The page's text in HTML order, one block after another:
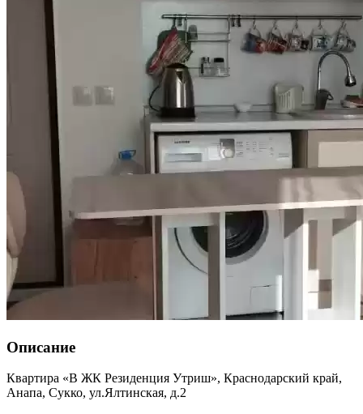
Описание
Квартира «В ЖК Резиденция Утриш», Краснодарский край,
Анапа, Сукко, ул.Ялтинская, д.2